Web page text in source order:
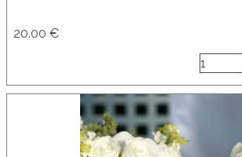
20.00 €